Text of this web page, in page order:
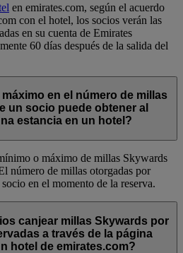
en emirates.com, según el acuerdo
con el hotel, los socios verán las
en su cuenta de Emirates
60 días después de la salida del
en el número de millas
un socio puede obtener al
estancia en un hotel?
o máximo de millas Skywards
número de millas otorgadas por
en el momento de la reserva.
canjear millas Skywards por
a través de la página
hotel de emirates.com?